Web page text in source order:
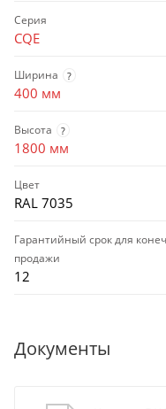
Серия
CQE
Ширина ?
400 мм
Высота ?
1800 мм
Цвет
RAL 7035
Гарантийный срок для
продажи
12
Документы